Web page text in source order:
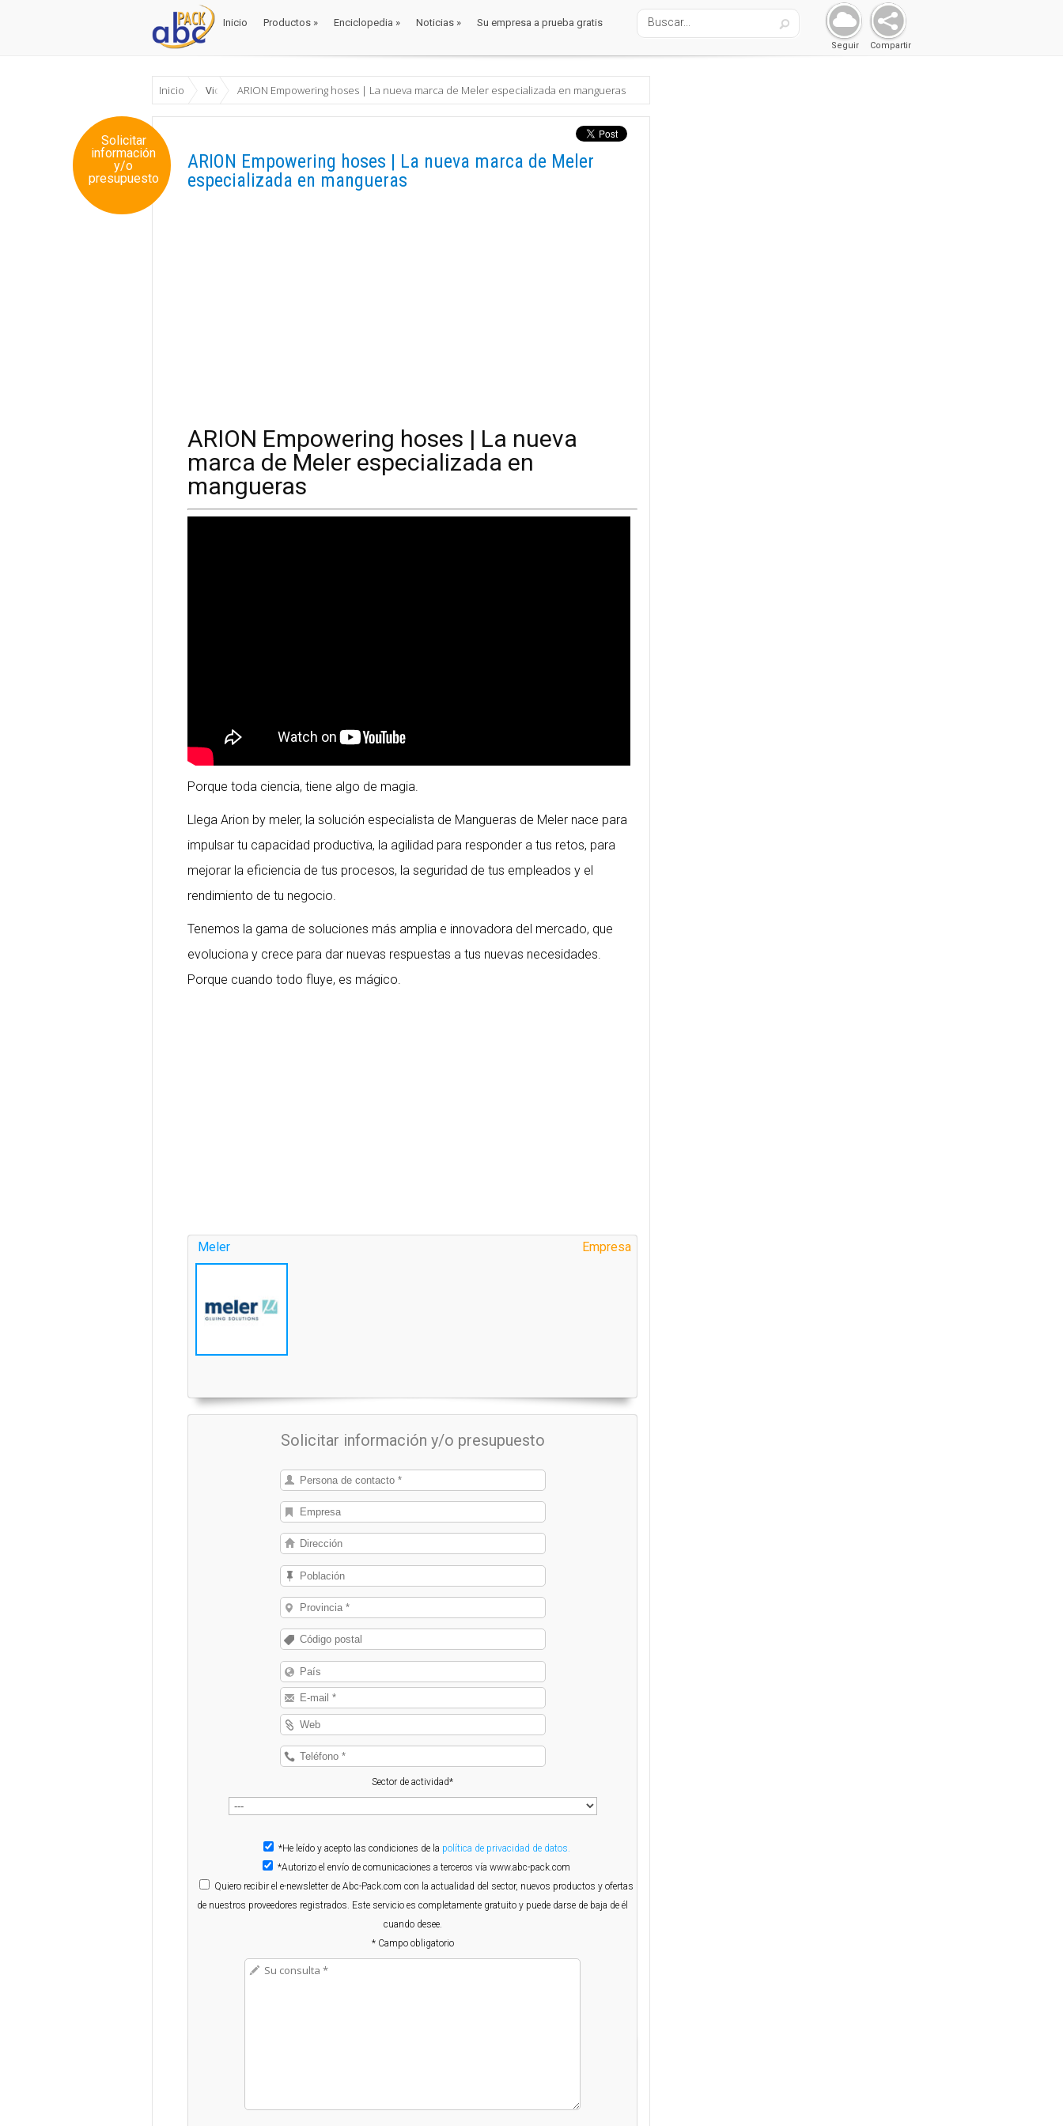
Inicio Productos » Enciclopedia » Noticias » Su empresa a prueba gratis
Compartir
Seguir
Inicio VideosARION Empowering hoses | La nueva marca de Meler especializada en mangueras
Solicitar
información
y/o
presupuesto
ARION Empowering hoses | La nueva marca de Meler
especializada en mangueras
ARION Empowering hoses | La nueva
marca de Meler especializada en
mangueras
Porque toda ciencia, tiene algo de magia.
Llega Arion by meler, la solución especialista de Mangueras de Meler nace para
impulsar tu capacidad productiva, la agilidad para responder a tus retos, para
mejorar la eficiencia de tus procesos, la seguridad de tus empleados y el
rendimiento de tu negocio.
Tenemos la gama de soluciones más amplia e innovadora del mercado, que
evoluciona y crece para dar nuevas respuestas a tus nuevas necesidades.
Porque cuando todo fluye, es mágico.
Empresa
Meler
Solicitar información y/o presupuesto
Sector de actividad*
*He leído y acepto las condiciones de la política de privacidad de datos.
*Autorizo el envío de comunicaciones a terceros vía www.abc-pack.com
Quiero recibir el e-newsletter de Abc-Pack.com con la actualidad del sector, nuevos productos y ofertas
de nuestros proveedores registrados. Este servicio es completamente gratuito y puede darse de baja de él
cuando desee.
* Campo obligatorio